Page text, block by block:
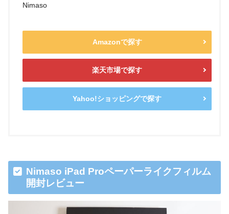
Nimaso
Amazonで探す
楽天市場で探す
Yahoo!ショッピングで探す
Nimaso iPad Proペーパーライクフィルム
開封レビュー